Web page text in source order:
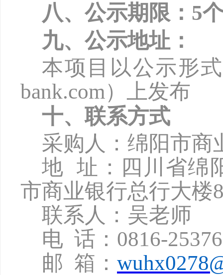
八、公示期限： 5
九、公示地址：
本项目以公示形
bank.com）上发布
十、联系方式
采购人：绵阳市商
地 址：四川省绵
市商业银行总行大楼
联系人：吴老师
电 话： 0816-
邮 箱：